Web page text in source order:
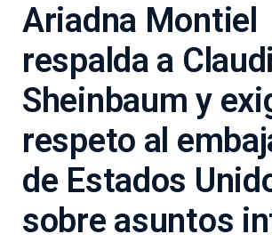
Ariadna Montiel
respalda a
Sheinbaum y
respeto al
de Estados
sobre asuntos